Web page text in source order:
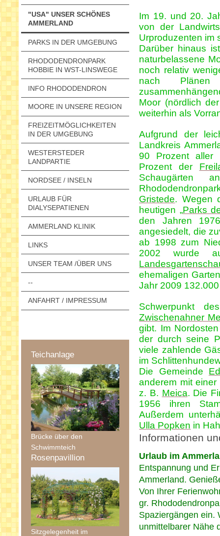
"USA" UNSER SCHÖNES
AMMERLAND
PARKS IN DER UMGEBUNG
RHODODENDRONPARK
HOBBIE IN WST-LINSWEGE
INFO RHODODENDRON
MOORE IN UNSERE REGION
FREIZEITMÖGLICHKEITEN
IN DER UMGEBUNG
WESTERSTEDER
LANDPARTIE
NORDSEE / INSELN
URLAUB FÜR
DIALYSEPATIENEN
AMMERLAND KLINIK
LINKS
UNSER TEAM /ÜBER UNS
--
ANFAHRT / IMPRESSUM
Teichanlage
Brücke über den
Schwimmteich
Rosenpavillion
Sitzgelegenheit im
Im 19. und 20.
von der
Urproduzenten im
Darüber hinaus
naturbelassene
noch relativ
nach
Moor (nördlich
weiterhin als
Aufgrund der
Landkreis
90 Prozent aller
Prozent der
Schaugärten
Gristede. Wegen
heutigen „Parks
den Jahren
angesiedelt, die
ab 1998 zum
2002 wurde
ehemaligen
Jahr 2009
Schwerpunkt
Zwischenahner
gibt. Im
der durch seine
viele zahlende
im
Die Gemeinde
anderem mit einer
z. B. Meica. Die
1956 ihren
Außerdem
Ulla Popken in
Informationen
Urlaub im
Entspannung und
Ammerland.
Von Ihrer
gr.
Spaziergängen ein.
unmittelbarer Nähe